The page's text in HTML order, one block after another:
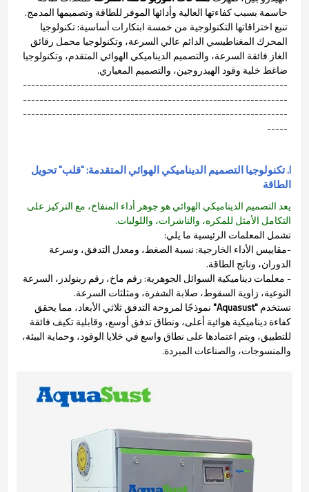
حاسمة بسبب كفاءتها العالية وأدائها الموفر للطاقة وتصميمها المدمج.
تنبع اختراقاتها التكنولوجية من خمسة ابتكارات أساسية: تكنولوجيا
المحرك المغناطيسي الدائم عالي السرعة، وتكنولوجيا محمل رقائق
الغاز فائقة السرعة، والتصميم الديناميكي الهوائي المتقدم، وتكنولوجيا
ضاغط خلية وقود الهيدروجين، والتصميم المعياري.
----------------------------------------------------------------
----------------------------------------------------------------
----------------------------------------------------------------
-----
I. تكنولوجيا التصميم الديناميكي الهوائي المتقدمة: "قلب" تحويل
الطاقة
يعد التصميم الديناميكي الهوائي هو جوهر أداء المنفاخ، مع التركيز على
التكامل الأمثل للمكره، والناشرات، واللولبات.
تشمل المعلمات الرئيسية ما يلي:
-مقاييس الأداء الخارجية: نسبة الضغط، ومعدل التدفق، وسرعة
الدوران، وناتج الطاقة.
- معلمات ديناميكية السوائل الجوهرية: رقم ماخ، رقم رينولدز، السرعة
النوعية، زاوية السقوط، صلابة الشفرة، ومثلثات السرعة.
تستخدم"Aquasust"
نموذجًا لمروحة التدفق ثلاثي الأبعاد، مما يحقق
كفاءة ديناميكية هوائية أعلى، ونطاق تدفق أوسع، وقابلية تكيف فائقة
للتطبيق، ويتم اعتمادها على نطاق واسع في خلايا الوقود، وحماية البيئة،
والمنسوجات، والصناعات المبردة.